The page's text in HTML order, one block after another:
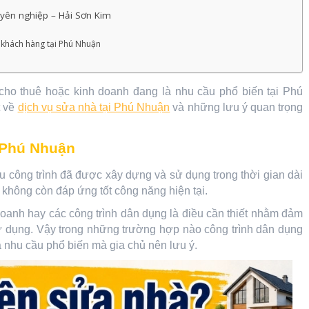
nghiệp – Hải Sơn Kim
hàng tại Phú Nhuận
thuê hoặc kinh doanh đang là nhu cầu phổ biến tại Phú
về dịch vụ sửa nhà tại Phú Nhuận và những lưu ý quan trọng
Nhuận
công trình đã được xây dựng và sử dụng trong thời gian dài
còn đáp ứng tốt công năng hiện tại.
hay các công trình dân dụng là điều cần thiết nhằm đảm
Vậy trong những trường hợp nào công trình dân dụng
cầu phổ biến mà gia chủ nên lưu ý.